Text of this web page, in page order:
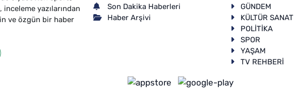
yazılarından
ve özgün bir haber
Son Dakika Haberleri
Haber Arşivi
GÜNDEM
KÜLTÜR SANAT
POLİTİKA
SPOR
YAŞAM
TV REHBERİ